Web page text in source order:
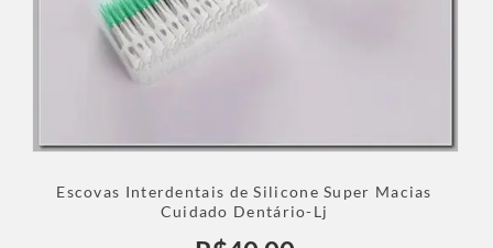
Escovas Interdentais de Silicone Super Macias
Cuidado Dentário-Lj